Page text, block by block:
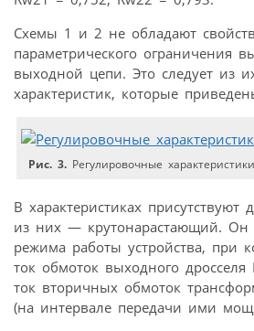
Схемы 1 и 2 не обладают
параметрического ограничения
выходной цепи. Это следует из
характеристик, которые
Рис. 3. Регулировочные
В характеристиках присутствуют
из них — крутонарастающий. Он
режима работы устройства, при
ток обмоток выходного
ток вторичных обмоток
(на интервале передачи ими